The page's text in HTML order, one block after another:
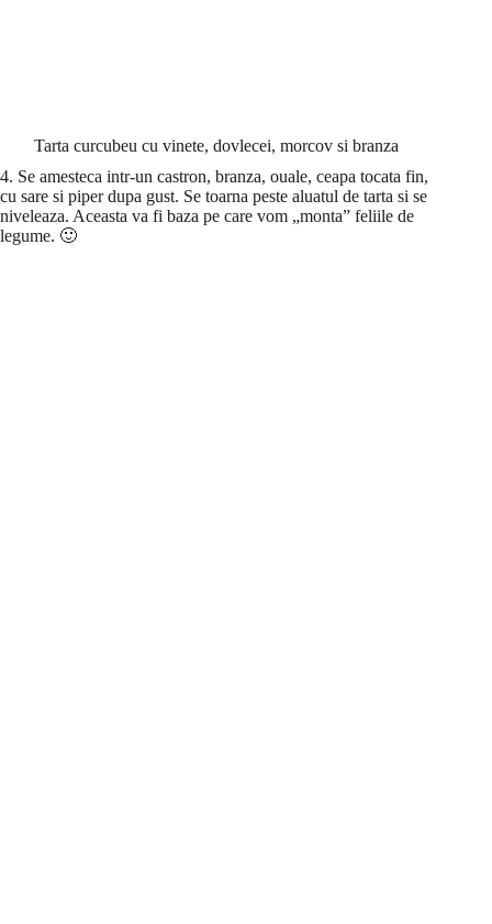
Tarta curcubeu cu vinete, dovlecei, morcov si branza
4. Se amesteca intr-un castron, branza, ouale, ceapa tocata fin,
cu sare si piper dupa gust. Se toarna peste aluatul de tarta si se
niveleaza. Aceasta va fi baza pe care vom „monta” feliile de
legume. 🙂